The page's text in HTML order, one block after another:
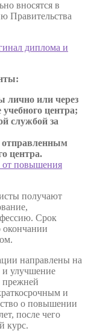
вносятся в
Правительства
диплома и
лично или через
учебного центра;
службой за
отправленным
центра.
от повышения
получают
Срок
направлены на
и улучшение
прежней
и
о повышении
после чего
курс.